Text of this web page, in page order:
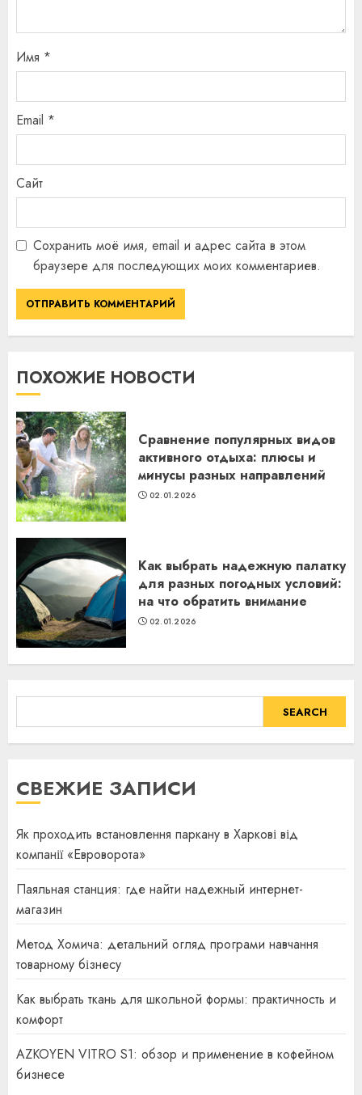
Имя *
Email *
Сайт
Сохранить моё имя, email и адрес сайта в этом
браузере для последующих моих комментариев.
ПОХОЖИЕ НОВОСТИ
Сравнение популярных видов
активного отдыха: плюсы и
минусы разных направлений
02.01.2026
Как выбрать надежную палатку
для разных погодных условий:
на что обратить внимание
02.01.2026
SEARCH
СВЕЖИЕ ЗАПИСИ
Як проходить встановлення паркану в Харкові від
компанії «Евроворота»
Паяльная станция: где найти надежный интернет-
магазин
Метод Хомича: детальний огляд програми навчання
товарному бізнесу
Как выбрать ткань для школьной формы: практичность и
комфорт
AZKOYEN VITRO S1: обзор и применение в кофейном
бизнесе